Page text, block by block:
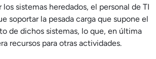
sistemas heredados, el personal de TI
soportar la pesada carga que supone el
de dichos sistemas, lo que, en última
recursos para otras actividades.